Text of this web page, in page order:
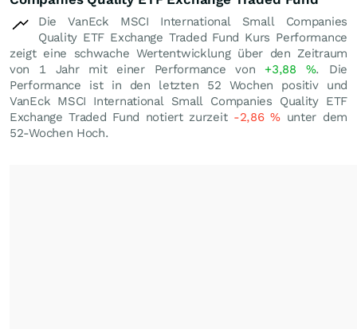
Die VanEck MSCI International Small Companies
Quality ETF Exchange Traded Fund Kurs Performance
zeigt eine schwache Wertentwicklung über den Zeitraum
von 1 Jahr mit einer Performance von +3,88 %. Die
Performance ist in den letzten 52 Wochen positiv und
VanEck MSCI International Small Companies Quality ETF
Exchange Traded Fund notiert zurzeit -2,86%unter dem
52-Wochen Hoch.